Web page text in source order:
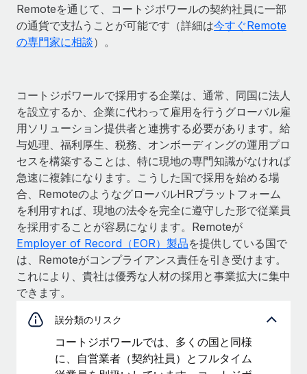
Remoteを通じて、コートジボワールの契約社員に一部
の通貨で支払うことが可能です（詳細は今すぐRemote
の専門家に相談）。
コートジボワールで採用する企業は、通常、同国に法人
を設立するか、企業に代わって雇用を行うグローバル雇
用ソリューション提供者と連携する必要があります。給
与処理、福利厚生、税務、オンボーディングの運用プロ
セスを構築することは、特に現地の専門知識がなければ
急速に複雑になります。こうした国で採用を始める場
合、RemoteのようなグローバルHRプラットフォーム
を利用すれば、現地の法令を完全に遵守した形で従業員
を採用することが容易になります。Remoteが
Employer of Record（EOR）製品を提供している国で
は、Remoteがコンプライアンス責任を引き受けます。
これにより、貴社は優秀な人材の採用と事業拡大に集中
できます。
誤分類のリスク
コートジボワールでは、多くの国と同様
に、自営業者（契約社員）とフルタイム